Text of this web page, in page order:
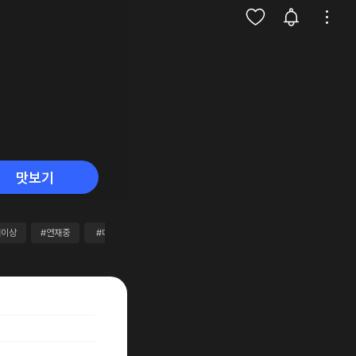
맛보기
상 #연재중 #대여